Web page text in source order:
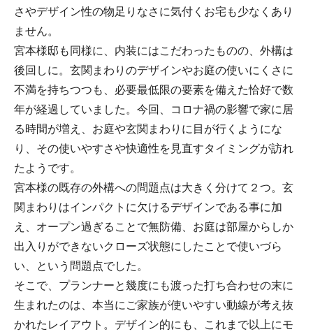
さやデザイン性の物足りなさに気付くお宅も少なくあり
ません。
宮本様邸も同様に、内装にはこだわったものの、外構は
後回しに。玄関まわりのデザインやお庭の使いにくさに
不満を持ちつつも、必要最低限の要素を備えた恰好で数
年が経過していました。今回、コロナ禍の影響で家に居
る時間が増え、お庭や玄関まわりに目が行くようにな
り、その使いやすさや快適性を見直すタイミングが訪れ
たようです。
宮本様の既存の外構への問題点は大きく分けて２つ。玄
関まわりはインパクトに欠けるデザインである事に加
え、オープン過ぎることで無防備、お庭は部屋からしか
出入りができないクローズ状態にしたことで使いづら
い、という問題点でした。
そこで、プランナーと幾度にも渡った打ち合わせの末に
生まれたのは、本当にご家族が使いやすい動線が考え抜
かれたレイアウト。デザイン的にも、これまで以上にモ